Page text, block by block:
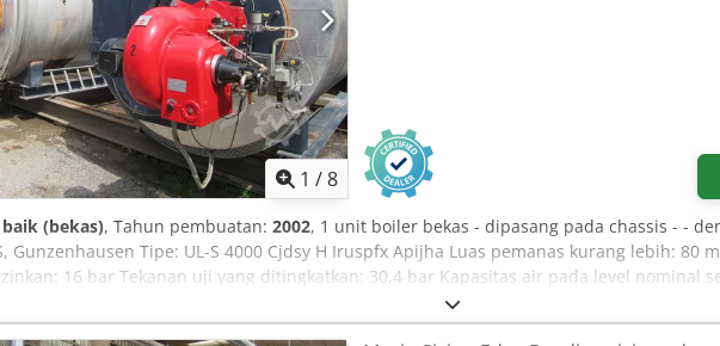
1 /8
(bekas), Tahun pembuatan: 2002, 1 unit boiler bekas - dipasang pada chassis - -
Gunzenhausen Tipe: UL-S 4000 Cjdsy H Iruspfx Apijha Luas pemanas kurang lebih: 80
16 bar Tekanan uji yang ditingkatkan: 30,4 bar Kapasitas air pada level nominal
pembuatan: 2002 Dilengkapi dengan burner kombinasi Weishaupt (gas/minyak),
gas, panel kontrol terpisah, pompa air umpan, serta perlengkapan katup kasar dan